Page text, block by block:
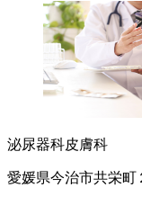
泌尿器科皮膚科
愛媛県今治市共栄町